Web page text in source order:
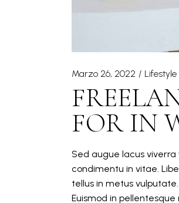
Marzo 26, 2022 Lifestyle
FOR IN
Sed augue lacus viverra
condimentu in vitae.
tellus in metus
Euismod in